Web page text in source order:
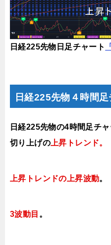
日経225先物日足チャート
日経225先物４時間足
日経225先物の4時間足チ
切り上げの 上昇トレンド。
上昇トレンドの上昇波動。
3波動目 。